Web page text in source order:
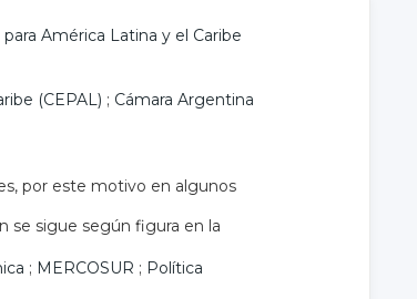
América Latina y el Caribe
(CEPAL) ; Cámara Argentina
por este motivo en algunos
se sigue según figura en la
; MERCOSUR ; Política